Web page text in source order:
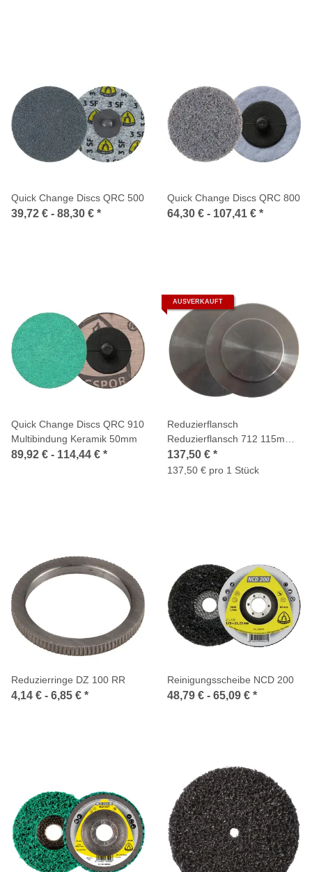
Quick Change Discs QRC 500
39,72 € - 88,30 € *
Quick Change Discs QRC 800
64,30 € - 107,41 € *
Quick Change Discs QRC 910
Multibindung Keramik 50mm
89,92 € - 114,44 € *
AUSVERKAUFT
Reduzierflansch
Reduzierflansch 712 115mm
1 Stück
137,50 € *
137,50 € pro 1 Stück
Reduzierringe DZ 100 RR
4,14 € - 6,85 € *
Reinigungsscheibe NCD 200
48,79 € - 65,09 € *